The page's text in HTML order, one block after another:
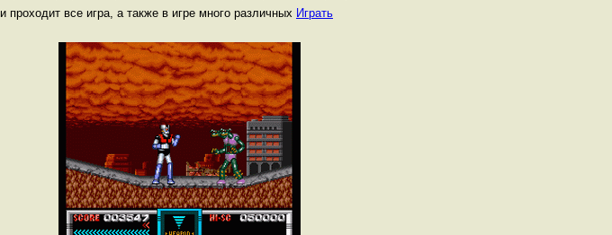
и проходит все игра, а также в игре много различных Играть